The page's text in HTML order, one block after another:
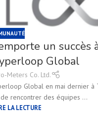
un succès
Global
Meters Co. Ltd.
Global en mai dernier à
rencontrer des équipes ...
LA LECTURE